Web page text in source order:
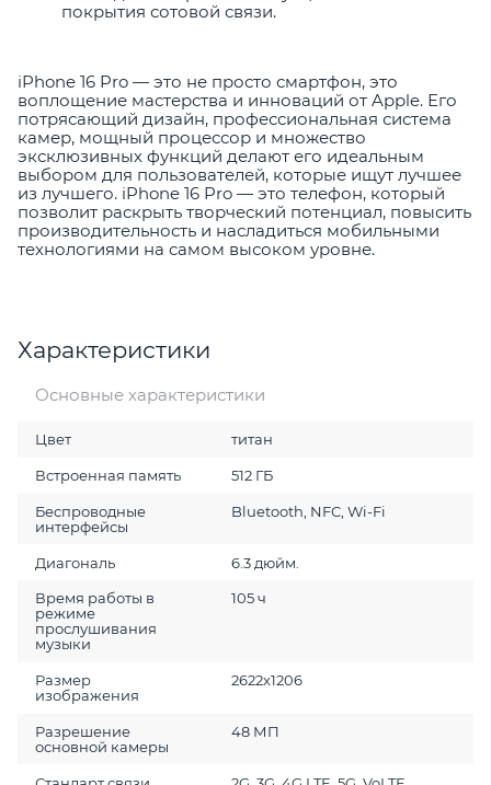
покрытия сотовой связи.
iPhone 16 Pro — это не просто смартфон, это
воплощение мастерства и инноваций от Apple. Его
потрясающий дизайн, профессиональная система
камер, мощный процессор и множество
эксклюзивных функций делают его идеальным
выбором для пользователей, которые ищут лучшее
из лучшего. iPhone 16 Pro — это телефон, который
позволит раскрыть творческий потенциал, повысить
производительность и насладиться мобильными
технологиями на самом высоком уровне.
Характеристики
Основные характеристики
Цвет титан
Встроенная память 512 ГБ
Беспроводные
интерфейсы
Bluetooth, NFC, Wi-Fi
Диагональ 6.3 дюйм.
Время работы в
режиме
прослушивания
музыки
105 ч
Размер
изображения
2622x1206
Разрешение
основной камеры
48 МП